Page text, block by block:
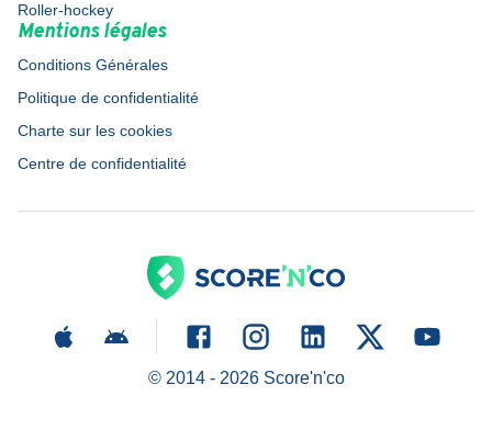
Roller-hockey
Mentions légales
Conditions Générales
Politique de confidentialité
Charte sur les cookies
Centre de confidentialité
© 2014 - 2026Score'n'co